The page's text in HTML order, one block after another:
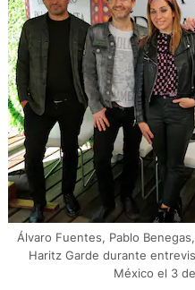
Álvaro Fuentes, Pablo
Haritz Garde durante
México el 3